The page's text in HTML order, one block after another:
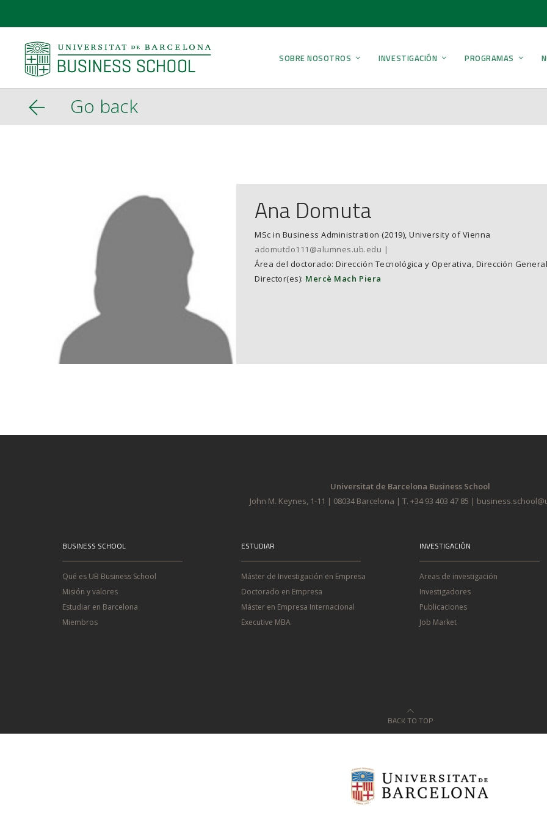
SOBRE NOSOTROS INVESTIGACIÓN PROGRAMAS
Go back
Ana Domuta
MSc in Business Administration (2019), University of Vienna
adomutdo111@alumnes.ub.edu
Área del doctorado: Dirección Tecnológica y Operativa, Dirección General
Director(es): Mercè Mach Piera
Universitat de Barcelona Business School
John M. Keynes, 1-11 | 08034 Barcelona | T. +34 93 403 47 85 |
BUSINESS SCHOOL
Qué es UB Business School
Misión y valores
Estudiar en Barcelona
Miembros
ESTUDIAR
Máster de Investigación en Empresa
Doctorado en Empresa
Máster en Empresa Internacional
Executive MBA
INVESTIGACIÓN
Areas de investigación
Investigadores
Publicaciones
Job Market
BACK TO TOP